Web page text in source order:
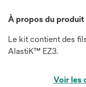
À propos du produit
Le kit contient des
AlastiK™ EZ3.
Voir les